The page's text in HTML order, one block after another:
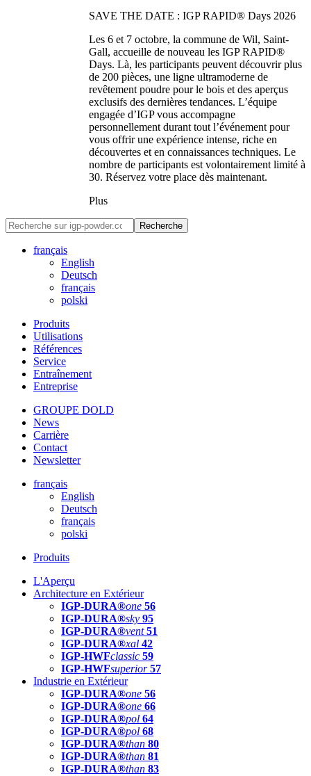
SAVE THE DATE : IGP RAPID® Days 2026
Les 6 et 7 octobre, la commune de Wil, Saint-
Gall, accueille de nouveau les IGP RAPID®
Days. Là, les participants peuvent découvrir plus
de 200 pièces, une ligne ultramoderne de
revêtement poudre pour le bois et des aperçus
exclusifs des dernières tendances. L’équipe
engagée d’IGP vous accompagne
personnellement durant tout l’événement pour
vous offrir une expérience intense, riche en
découvertes et en connaissances techniques. Le
nombre de participants est volontairement limité à
30. Réservez votre place dès maintenant.
Plus
Recherche
français
English
Deutsch
français
polski
Produits
Utilisations
Références
Service
Entraînement
Entreprise
GROUPE DOLD
News
Carrière
Contact
Newsletter
français
English
Deutsch
français
polski
Produits
L'Aperçu
Architecture en Extérieur
IGP-DURA®one 56
IGP-DURA®sky 95
IGP-DURA®vent 51
IGP-DURA®xal 42
IGP-HWFclassic 59
IGP-HWFsuperior 57
Industrie en Extérieur
IGP-DURA®one 56
IGP-DURA®one 66
IGP-DURA®pol 64
IGP-DURA®pol 68
IGP-DURA®than 80
IGP-DURA®than 81
IGP-DURA®than 83